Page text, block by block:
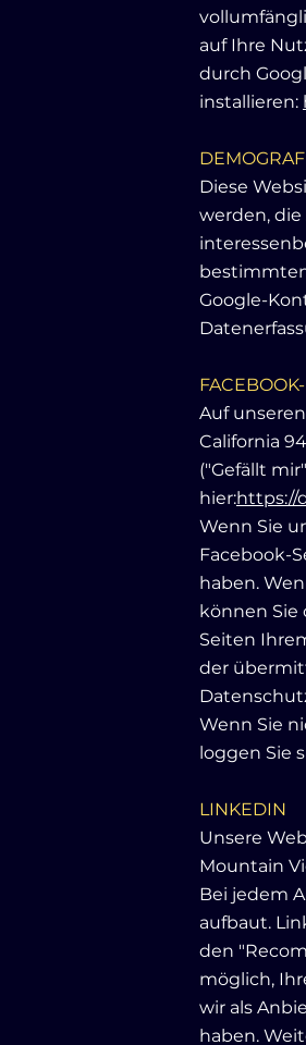
auf Ihre
durch
installieren:
Diese
werden,
Google-
Auf
California
("Gefällt
hier:https://
Wenn Sie
Facebook-
haben.
können Sie
Seiten
der
Wenn Sie
loggen Sie
LINKEDIN
Unsere
Mountain
Bei jedem
aufbaut.
den
möglich,
wir als
haben.